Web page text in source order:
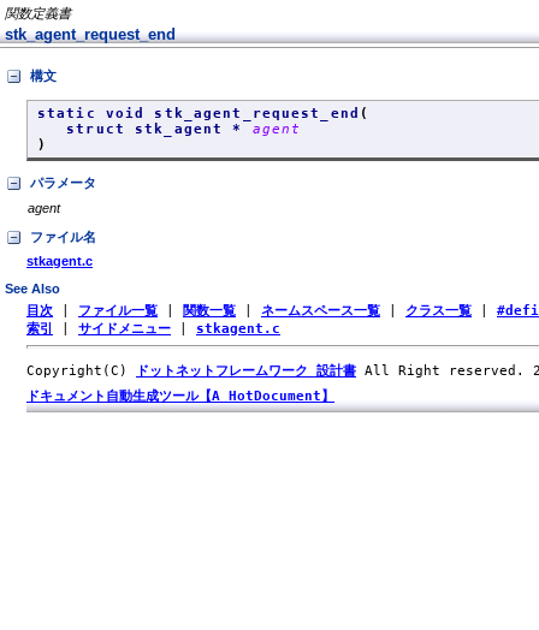
関数定義書
stk_agent_request_end
構文
static void stk_agent_request_end (
struct stk_agent * agent
)
パラメータ
agent
ファイル名
stkagent.c
See Also
目次 ファイル一覧 関数一覧 ネームスペース一覧 クラス一覧
索引
サイドメニュー stkagent.c
Copyright(C) ドットネットフレームワーク 設計書 All Right reserved.
ドキュメント自動生成ツール【A HotDocument】